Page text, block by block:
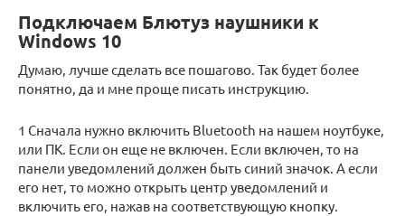
Подключаем Блютуз наушники к
Windows 10
Думаю, лучше сделать все пошагово. Так будет более
понятно, да и мне проще писать инструкцию.
1 Сначала нужно включить Bluetooth на нашем ноутбуке,
или ПК. Если он еще не включен. Если включен, то на
панели уведомлений должен быть синий значок. А если
его нет, то можно открыть центр уведомлений и
включить его, нажав на соответствующую кнопку.